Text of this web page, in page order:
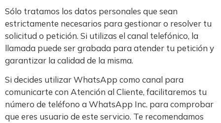
Sólo tratamos los datos personales que sean
estrictamente necesarios para gestionar o resolver tu
solicitud o petición. Si utilizas el canal telefónico, la
llamada puede ser grabada para atender tu petición y
garantizar la calidad de la misma.
Si decides utilizar WhatsApp como canal para
comunicarte con Atención al Cliente, facilitaremos tu
número de teléfono a WhatsApp Inc. para comprobar
que eres usuario de este servicio. Te recomendamos